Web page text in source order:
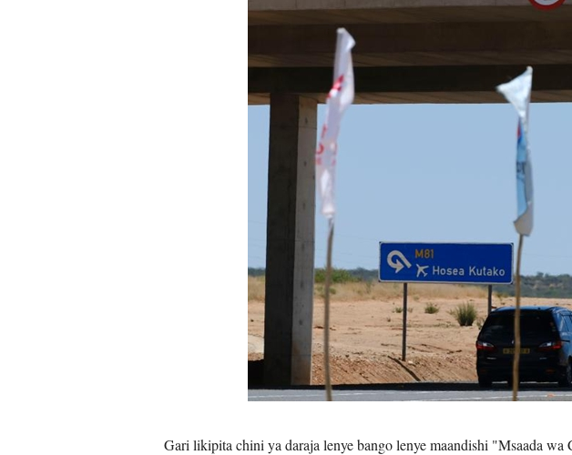
Gari likipita chini ya daraja lenye bango lenye maandishi "Msaada